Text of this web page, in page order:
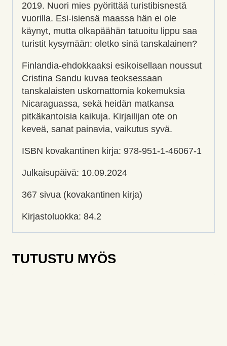
2019. Nuori mies pyörittää turistibisnestä
vuorilla. Esi-isiensä maassa hän ei ole
käynyt, mutta olkapäähän tatuoitu lippu saa
turistit kysymään: oletko sinä tanskalainen?
Finlandia-ehdokkaaksi esikoisellaan noussut
Cristina Sandu kuvaa teoksessaan
tanskalaisten uskomattomia kokemuksia
Nicaraguassa, sekä heidän matkansa
pitkäkantoisia kaikuja. Kirjailijan ote on
keveä, sanat painavia, vaikutus syvä.
ISBN kovakantinen kirja: 978-951-1-46067-1
Julkaisupäivä: 10.09.2024
367 sivua (kovakantinen kirja)
Kirjastoluokka: 84.2
TUTUSTU MYÖS